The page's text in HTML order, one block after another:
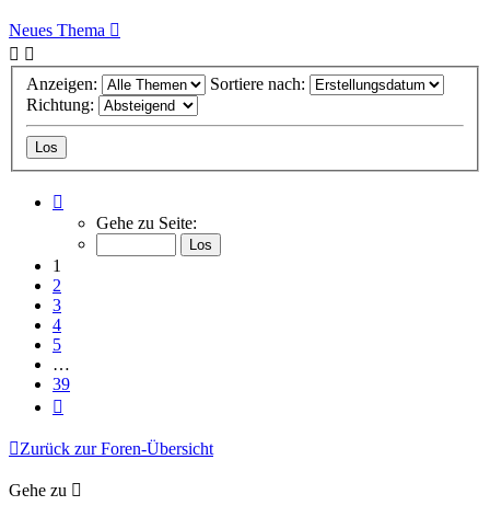
Neues Thema
Anzeigen:
Sortiere nach:
Richtung:
von
Gehe zu Seite:
1
2
3
4
5
…
39
Zurück zur Foren-Übersicht
Gehe zu